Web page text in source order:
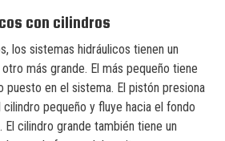
con cilindros
los sistemas hidráulicos tienen un
más grande. El más pequeño tiene
puesto en el sistema. El pistón presiona
pequeño y fluye hacia el fondo
cilindro grande también tiene un